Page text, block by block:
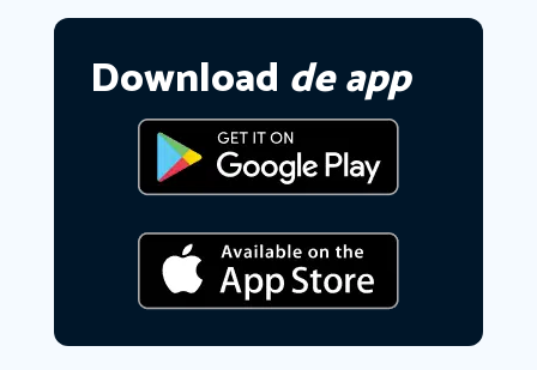
Download de app